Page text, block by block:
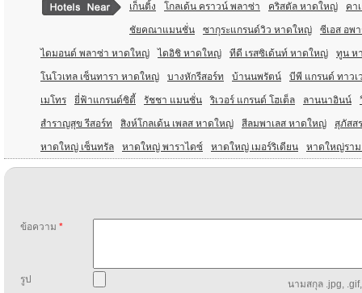
เก็นติ้ง โกลเด้น คราวน์ พลาซ่า คริสตัล หาดใหญ่ คา
ชัยคณาแมนชั่น ซากุระแกรนด์วิว หาดใหญ่ ซีเอส อพ
ไดมอนด์ พลาซ่า หาดใหญ่ ไดอิชิ หาดใหญ่ ทีดี เรสซิเด้นท์ หาดใหญ่ ทูน ห
โนโวเทล เซ็นทารา หาดใหญ่ บางหักรีสอร์ท บ้านนพรัตน์ บีพี แกรนด์ ทาว
เมโทร ยี่ฟ้าแกรนด์ซิตี้ รัชชา แมนชั่น ริเวอร์ แกรนด์ โฮเต็ล ลานนาอินน์
สำราญสุข รีสอร์ท สิงห์โกลเด้น เพลส หาดใหญ่ สีลมพาเลส หาดใหญ่ สุภัสส
หาดใหญ่ เซ็นทรัล หาดใหญ่ พาราไดซ์ หาดใหญ่ เมอร์ริเดียน หาดใหญ่รา
ข้อความ *
รูป
นามสกุล .jpg,